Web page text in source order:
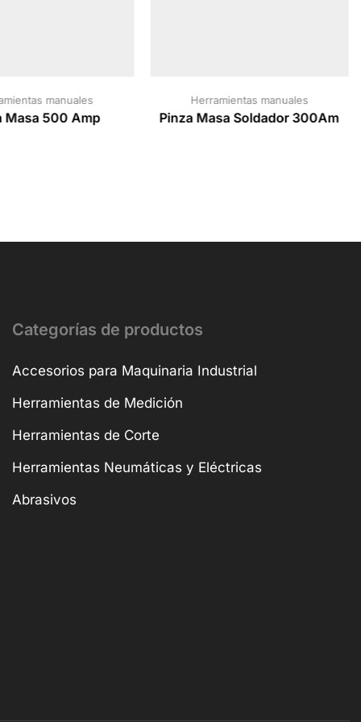
manuales
Masa 500 Amp
Herramientas manuales
Pinza Masa Soldador 300Am
Categorías de productos
Accesorios para Maquinaria Industrial
Herramientas de Medición
Herramientas de Corte
Herramientas Neumáticas y Eléctricas
Abrasivos